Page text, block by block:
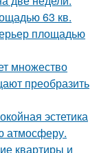
63 кв.
площадью
множество
преобразить
эстетика
атмосферу.
квартиры и